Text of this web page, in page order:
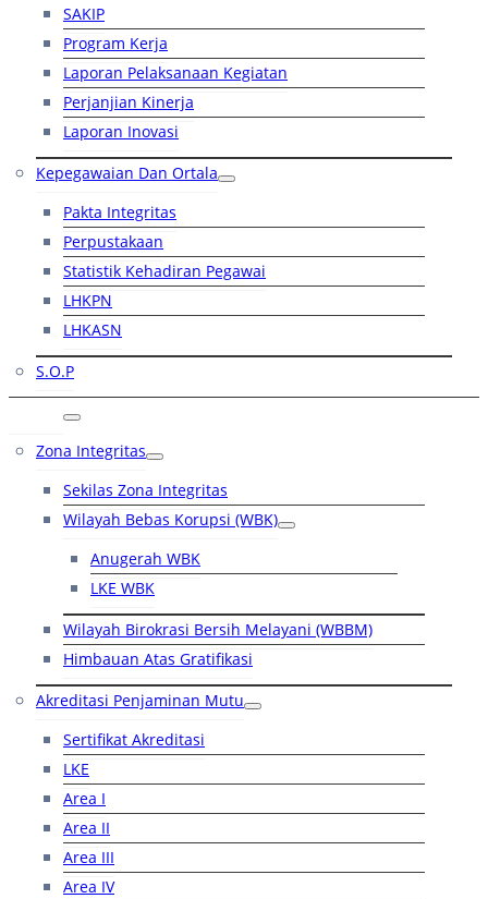
SAKIP
Program Kerja
Laporan Pelaksanaan Kegiatan
Perjanjian Kinerja
Laporan Inovasi
Kepegawaian Dan Ortala
Pakta Integritas
Perpustakaan
Statistik Kehadiran Pegawai
LHKPN
LHKASN
S.O.P
Zona Integritas
Sekilas Zona Integritas
Wilayah Bebas Korupsi (WBK)
Anugerah WBK
LKE WBK
Wilayah Birokrasi Bersih Melayani (WBBM)
Himbauan Atas Gratifikasi
Akreditasi Penjaminan Mutu
Sertifikat Akreditasi
LKE
Area I
Area II
Area III
Area IV